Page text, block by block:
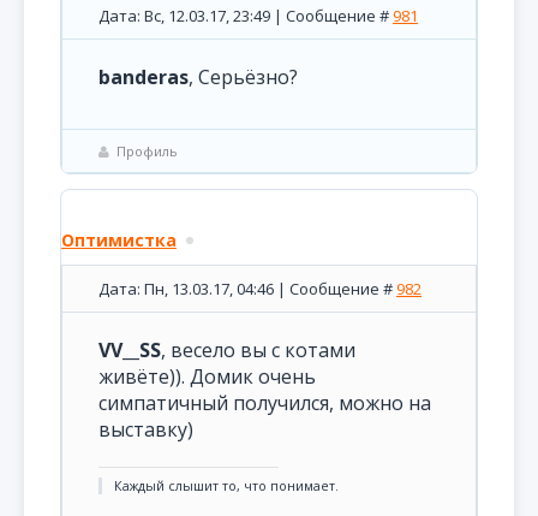
Дата: Вс, 12.03.17, 23:49 | Сообщение #981
banderas, Серьёзно?
Профиль
Оптимистка
Дата: Пн, 13.03.17, 04:46 | Сообщение #982
VV__SS, весело вы с котами
живёте)). Домик очень
симпатичный получился, можно на
выставку)
Каждый слышит то, что понимает.